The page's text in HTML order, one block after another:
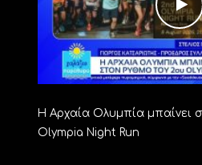
Η Αρχαία Ολυμπία μπαίνει
Olympia Night Run